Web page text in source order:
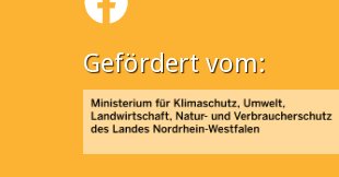
Gefördert vom: